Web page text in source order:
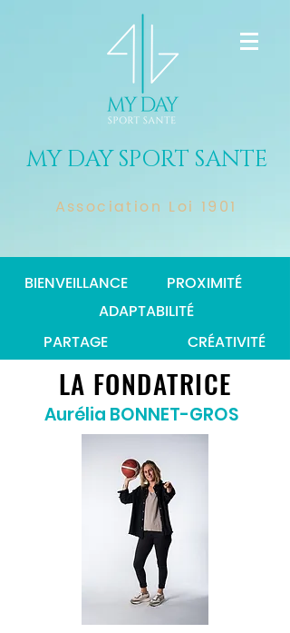
MY DAY SPORT SANTE
Association Loi 1901
BIENVEILLANCE
PROXIMITÉ
ADAPTABILITÉ
PARTAGE
CRÉATIVITÉ
LA FONDATRICE
Aurélia BONNET-GROS